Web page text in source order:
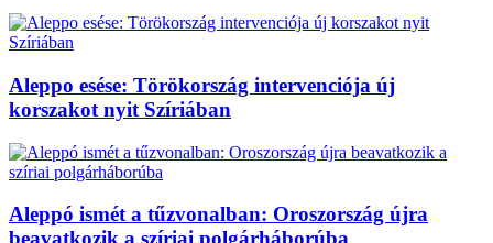
Aleppo esése: Törökország intervenciója új
korszakot nyit Szíriában
Aleppó ismét a tűzvonalban: Oroszország újra